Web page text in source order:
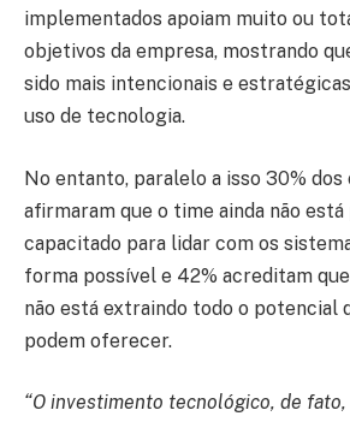
implementados apoiam muito ou
objetivos da empresa, mostrando
sido mais intencionais e
uso de tecnologia.
No entanto, paralelo a isso 30%
afirmaram que o time ainda não
capacitado para lidar com os
forma possível e 42% acreditam
não está extraindo todo o potencial
podem oferecer.
“O investimento tecnológico, de